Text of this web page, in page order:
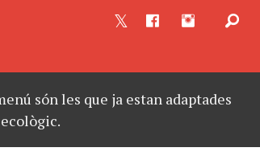
són les que ja estan adaptades